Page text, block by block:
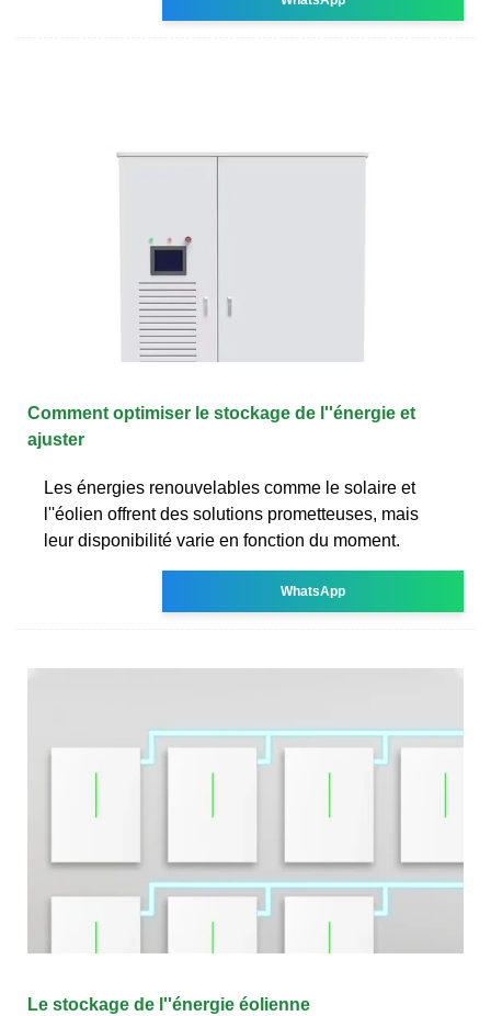
Comment optimiser le stockage de l''énergie et
ajuster
Les énergies renouvelables comme le solaire et
l''éolien offrent des solutions prometteuses, mais
leur disponibilité varie en fonction du moment.
WhatsApp
Le stockage de l''énergie éolienne